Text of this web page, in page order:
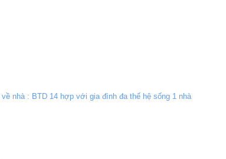
nhà : BTD 14 hợp với gia đình đa thế hệ sống 1 nhà